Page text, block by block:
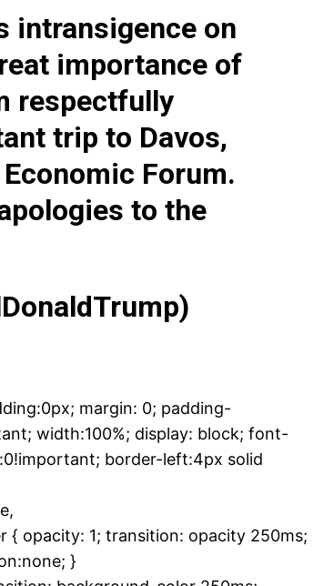
intransigence on
importance of
respectfully
trip to Davos,
Forum.
to the
margin: 0; padding-
width:100%; display: block; font-
border-left:4px solid
{ opacity: 1; transition: opacity 250ms;
}